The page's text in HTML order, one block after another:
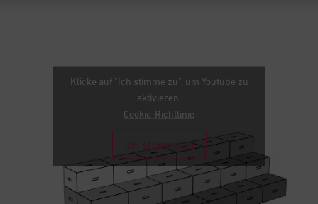
Klicke auf "Ich stimme zu", um Youtube zu
aktivieren
Cookie-Richtlinie
Ich stimme zu